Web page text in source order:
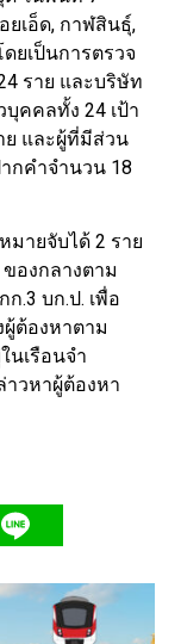
ยเอ็ด, กาฬสินธุ์,
ยเป็นการตรวจ
ราย และบริษัท
คคลทั้ง 24 เป้า
ย และผู้ที่มีส่วน
กคำจำนวน 18
ายจับได้ 2 ราย
งกลางตาม
.3 บก.ป. เพื่อ
ต้องหาตาม
นเรือนจำ
วหาผู้ต้องหา